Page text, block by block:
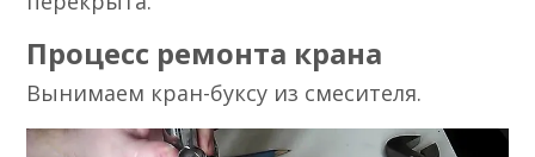
Процесс ремонта крана
Вынимаем кран-буксу из смесителя.